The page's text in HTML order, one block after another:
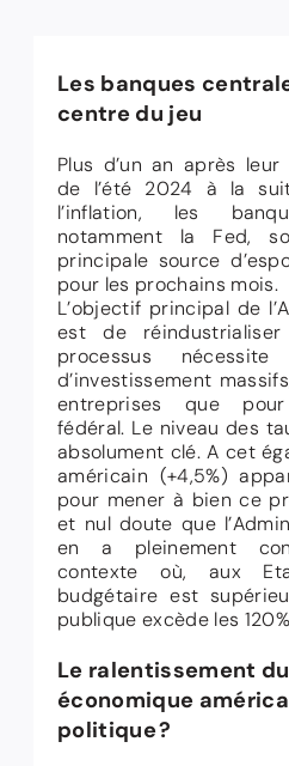
Les banques
centre du jeu
Plus d’un an après
de l’été 2024 à la
l’inflation, les
notamment la Fed,
principale source
pour les prochains mois.
L’objectif principal de
est de réindustrialiser
processus
d’investissement
entreprises que
fédéral. Le niveau des
absolument clé. A cet
américain (+4,5%)
pour mener à bien ce
et nul doute que
en a pleinement
contexte où, aux
budgétaire est
publique excède les
Le ralentissement
économique
politique ?